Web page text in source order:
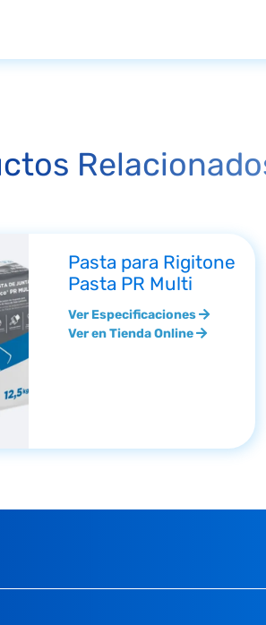
Pasta para Rigitone
Pasta PR Multi
Ver Especificaciones
Ver en Tienda Online